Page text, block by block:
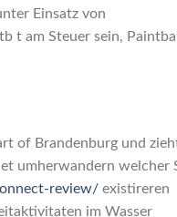
Einsatz von
t am Steuer sein,
of Brandenburg und
umherwandern welcher
review/ existireren
im Wasser